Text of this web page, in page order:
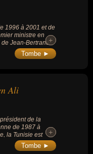
1996 à 2001 et de
ministre en
Jean-Bertrand+
+
Tombe ►
Ali
de la
de 1987 à
la Tunisie est
de compétitivité
pays jouit d'une
+
+
Tombe ►